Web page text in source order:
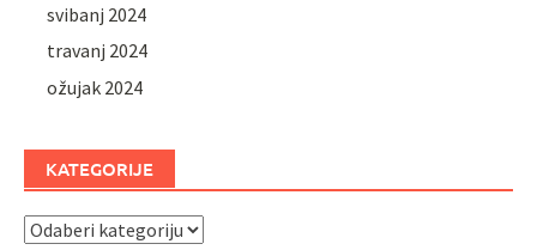
svibanj 2024
travanj 2024
ožujak 2024
KATEGORIJE
Kategorije